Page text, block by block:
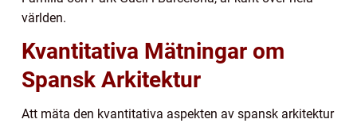
världen.
Kvantitativa Mätningar om
Spansk Arkitektur
Att mäta den kvantitativa aspekten av spansk arkitektur